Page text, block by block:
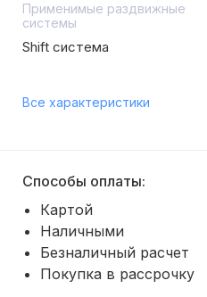
Применимые раздвижные
системы
Shift система
Все характеристики
Способы оплаты:
Картой
Наличными
Безналичный расчет
Покупка в рассрочку